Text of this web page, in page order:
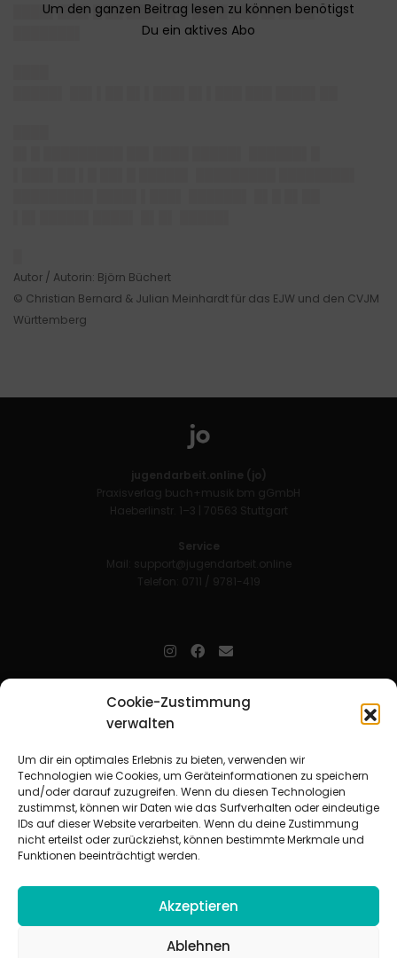
Cookie-Zustimmung
verwalten
Um dir ein optimales Erlebnis zu bieten, verwenden wir
Technologien wie Cookies, um Geräteinformationen zu speichern
und/oder darauf zuzugreifen. Wenn du diesen Technologien
zustimmst, können wir Daten wie das Surfverhalten oder eindeutige
IDs auf dieser Website verarbeiten. Wenn du deine Zustimmung
nicht erteilst oder zurückziehst, können bestimmte Merkmale und
Funktionen beeinträchtigt werden.
Akzeptieren
Ablehnen
████▌███▌█ ██ █████▌█ ██▌█ ███ █▌████
Autor / Autorin: Björn Büchert
© Christian Bernard & Julian Meinhardt für das EJW und den CVJM
Württemberg
jugendarbeit.online (jo)
Praxisverlag buch+musik bm gGmbH
Haeberlinstr. 1–3 | 70563 Stuttgart
Service
Mail: support@jugendarbeit.online
Telefon: 0711 / 9781-419
Mitarbeitende in der christlichen Kinder-, Jugend- und jungen
Erwachsenenarbeit. Aufjofindet man unkompliziert und schnell
Beziehungsarbeit.
Beteiligte Verbände
CVJM-Landesverband Bayern e. V. |CVJM-Gesamtverband in
Deutschland e. V.
CVJM-Westbund e. V.|Deutscher Jugendverband „Entschieden für
Christus“ e. V.